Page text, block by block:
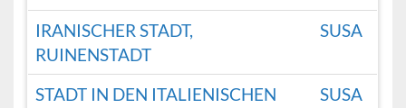
IRANISCHER STADT,
RUINENSTADT
SUSA
STADT IN DEN ITALIENISCHEN
SUSA